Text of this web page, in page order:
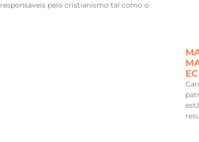
responsáveis pelo cristianismo tal como o